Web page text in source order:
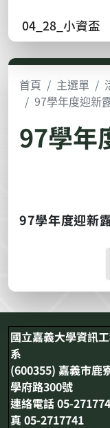
04_28_小資盃
首頁 主選單
97學年度迎新
97學年
97學年度迎新
國立嘉義大學資訊
系
(600355) 嘉義市鹿
學府路300號
連絡電話 05-
真 05-2717741